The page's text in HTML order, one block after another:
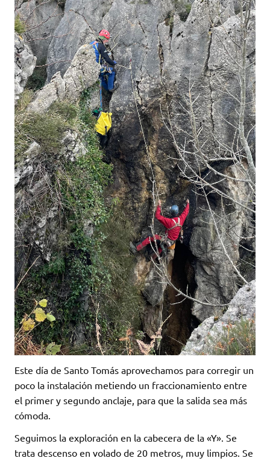
Este día de Santo Tomás aprovechamos para corregir un
poco la instalación metiendo un fraccionamiento entre
el primer y segundo anclaje, para que la salida sea más
cómoda.
Seguimos la exploración en la cabecera de la «Y». Se
trata descenso en volado de 20 metros, muy limpios. Se